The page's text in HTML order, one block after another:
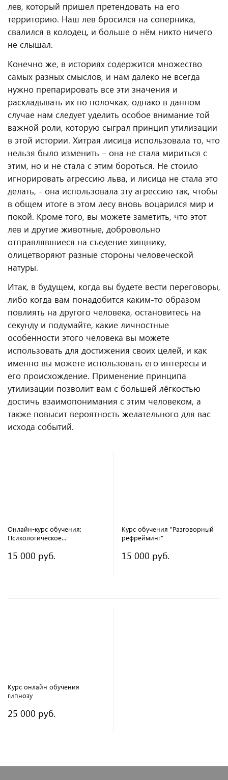
лев, который пришел претендовать на его
территорию. Наш лев бросился на соперника,
свалился в колодец, и больше о нём никто ничего
не слышал.
Конечно же, в историях содержится множество
самых разных смыслов, и нам далеко не всегда
нужно препарировать все эти значения и
раскладывать их по полочках, однако в данном
случае нам следует уделить особое внимание той
важной роли, которую сыграл принцип утилизации
в этой истории. Хитрая лисица использовала то, что
нельзя было изменить – она не стала мириться с
этим, но и не стала с этим бороться. Не стоило
игнорировать агрессию льва, и лисица не стала это
делать, - она использовала эту агрессию так, чтобы
в общем итоге в этом лесу вновь воцарился мир и
покой. Кроме того, вы можете заметить, что этот
лев и другие животные, добровольно
отправлявшиеся на съедение хищнику,
олицетворяют разные стороны человеческой
натуры.
Итак, в будущем, когда вы будете вести переговоры,
либо когда вам понадобится каким-то образом
повлиять на другого человека, остановитесь на
секунду и подумайте, какие личностные
особенности этого человека вы можете
использовать для достижения своих целей, и как
именно вы можете использовать его интересы и
его происхождение. Применение принципа
утилизации позволит вам с большей лёгкостью
достичь взаимопонимания с этим человеком, а
также повысит вероятность желательного для вас
исхода событий.
Онлайн-курс обучения:
Психологическое
15 000 руб.
Курс обучения "Разговорный
рефрейминг"
15 000 руб.
Курс онлайн обучения
гипнозу
25 000 руб.